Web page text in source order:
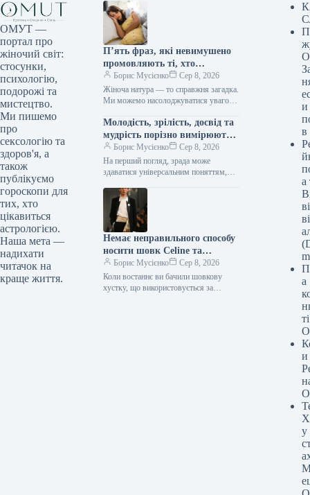
ОМУТ —
портал про
жіночий світ:
стосунки,
психологію,
подорожі та
мистецтво.
Ми пишемо
про
сексологію та
здоров'я, а
також
публікуємо
гороскопи для
тих, хто
цікавиться
астрологією.
Наша мета —
надихати
читачок на
краще життя.
П’ять фраз, які невимушено
промовляють ті, хто
закохується мовчки, як шепіт
зірок
Борис Мусієнко
Сер 8, 2026
Жіноча натура — то справжня загадка.
Ми можемо насолоджуватися увагою
проводити час у їхній компанії, й…
Молодість, зрілість, досвід та
мудрість порізно вимірюють
вірність у серцях.
Борис Мусієнко
Сер 8, 2026
На перший погляд, зрада може
здаватися універсальним поняттям,
глибше занурення в нюанси стосунків
між поколіннями виявляє,…
Немає неправильного способу
носити шовк Celine та
кашемір Loro Piana
Борис Мусієнко
Сер 8, 2026
Коли востаннє ви бачили шовкову
хустку, що використовується за
и
в
а
а
и
у